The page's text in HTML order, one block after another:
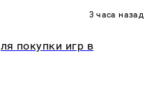
3 часа назад
покупки игр в